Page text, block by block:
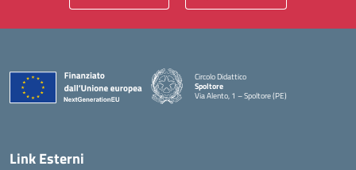
Circolo Didattico
Spoltore
Via Alento, 1 – Spoltore (PE)
— Visita la pagina iniziale della scuola
Link Esterni